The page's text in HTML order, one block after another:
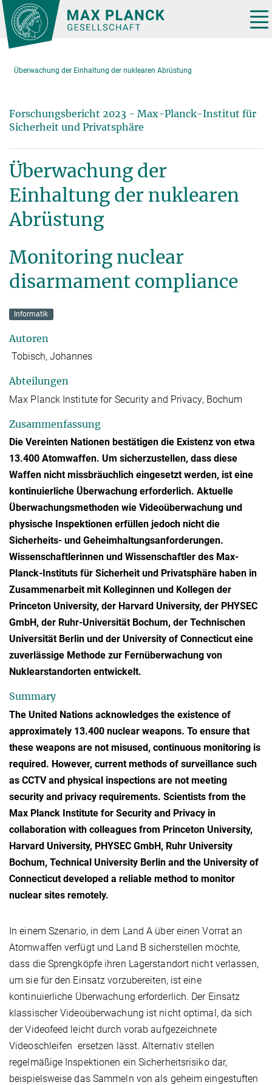
Hauptinhalt
Überwachung der Einhaltung der nuklearen Abrüstung
Forschungsbericht 2023 - Max-Planck-Institut für
Sicherheit und Privatsphäre
Überwachung der
Einhaltung der nuklearen
Abrüstung
Monitoring nuclear
disarmament compliance
Informatik
Autoren
Tobisch, Johannes
Abteilungen
Max Planck Institute for Security and Privacy, Bochum
Zusammenfassung
Die Vereinten Nationen bestätigen die Existenz von etwa
13.400 Atomwaffen. Um sicherzustellen, dass diese
Waffen nicht missbräuchlich eingesetzt werden, ist eine
kontinuierliche Überwachung erforderlich. Aktuelle
Überwachungsmethoden wie Videoüberwachung und
physische Inspektionen erfüllen jedoch nicht die
Sicherheits- und Geheimhaltungsanforderungen.
Wissenschaftlerinnen und Wissenschaftler des Max-
Planck-Instituts für Sicherheit und Privatsphäre haben in
Zusammenarbeit mit Kolleginnen und Kollegen der
Princeton University, der Harvard University, der PHYSEC
GmbH, der Ruhr-Universität Bochum, der Technischen
Universität Berlin und der University of Connecticut eine
zuverlässige Methode zur Fernüberwachung von
Nuklearstandorten entwickelt.
Summary
The United Nations acknowledges the existence of
approximately 13.400 nuclear weapons. To ensure that
these weapons are not misused, continuous monitoring is
required. However, current methods of surveillance such
as CCTV and physical inspections are not meeting
security and privacy requirements. Scientists from the
Max Planck Institute for Security and Privacy in
collaboration with colleagues from Princeton University,
Harvard University, PHYSEC GmbH, Ruhr University
Bochum, Technical University Berlin and the University of
Connecticut developed a reliable method to monitor
nuclear sites remotely.
In einem Szenario, in dem Land A über einen Vorrat an
Atomwaffen verfügt und Land B sicherstellen möchte,
dass die Sprengköpfe ihren Lagerstandort nicht verlassen,
um sie für den Einsatz vorzubereiten, ist eine
kontinuierliche Überwachung erforderlich. Der Einsatz
klassischer Videoüberwachung ist nicht optimal, da sich
der Videofeed leicht durch vorab aufgezeichnete
Videoschleifen ersetzen lässt. Alternativ stellen
regelmäßige Inspektionen ein Sicherheitsrisiko dar,
beispielsweise das Sammeln von als geheim eingestuften